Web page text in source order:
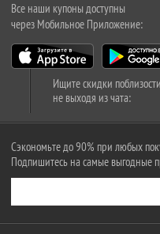
Все наши купоны доступны
через Мобильное Приложение:
Ищите скидки
не выходя из чата:
Сэкономьте до 90% при любых
Подпишитесь на самые выгодные